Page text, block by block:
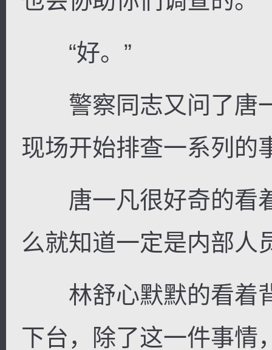
“好。”
警察同志又问了唐
现场开始排查一系列的
唐一凡很好奇的看着
么就知道一定是内部人
林舒心默默的看着背
下台，除了这一件事情